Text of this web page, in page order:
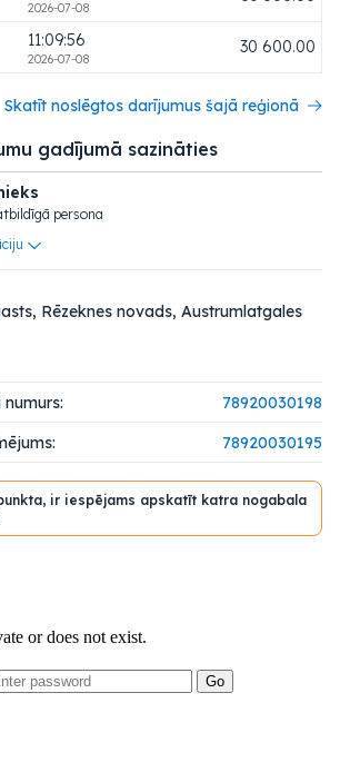
Rēzeknes novads, Austrumlatgales
78920030198
78920030195
ir iespējams apskatīt katra nogabala
2026-07-08
11:09:56
2026-07-08
30 600.00
Skatīt noslēgtos darījumus šajā reģionā
gadījumā sazināties
persona